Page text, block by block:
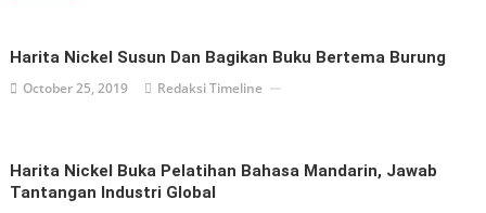
Harita Nickel Susun Dan Bagikan Buku Bertema Burung
October 25, 2019 Redaksi Timeline
Harita Nickel Buka Pelatihan Bahasa Mandarin, Jawab
Tantangan Industri Global